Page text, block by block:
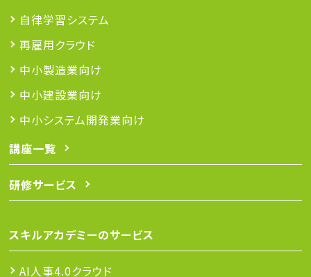
自律学習システム
再雇用クラウド
中小製造業向け
中小建設業向け
中小システム開発業向け
講座一覧
研修サービス
スキルアカデミーのサービス
AI人事4.0クラウド